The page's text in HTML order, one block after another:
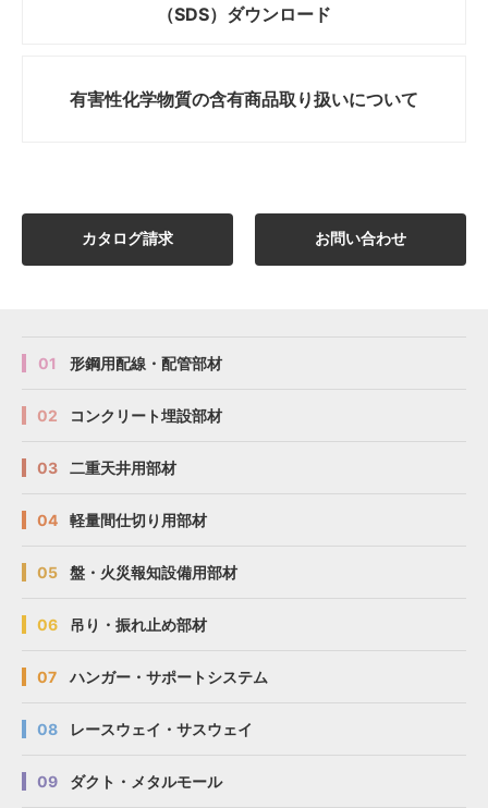
（SDS）ダウンロード
有害性化学物質の含有商品取り扱いについて
カタログ請求 お問い合わせ
01 形鋼用配線・配管部材
02 コンクリート埋設部材
03 二重天井用部材
04 軽量間仕切り用部材
05 盤・火災報知設備用部材
06 吊り・振れ止め部材
07 ハンガー・サポートシステム
08 レースウェイ・サスウェイ
09 ダクト・メタルモール